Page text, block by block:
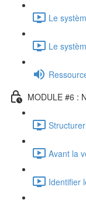
Le
Le
MODULE #6 :
Avant la
Identifier